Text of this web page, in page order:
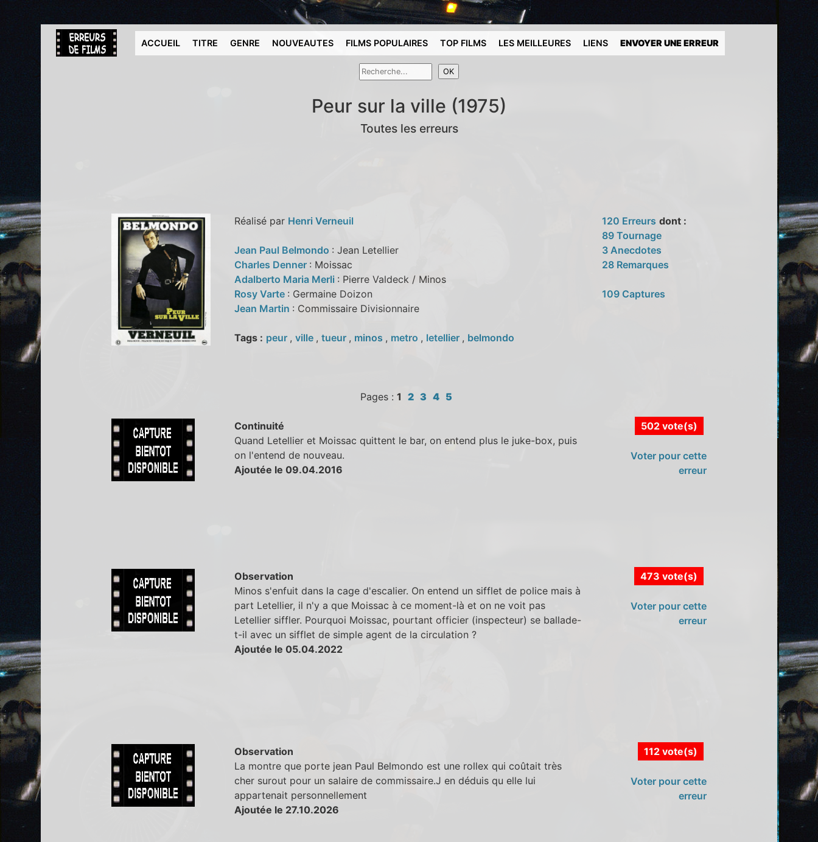
ACCUEIL TITRE GENRE NOUVEAUTES FILMS POPULAIRES TOP FILMS LES MEILLEURES LIENS ENVOYER UNE ERREUR
Peur sur la ville (1975)
Toutes les erreurs
Réalisé par Henri Verneuil
Jean Paul Belmondo : Jean Letellier
Charles Denner : Moissac
Adalberto Maria Merli : Pierre Valdeck / Minos
Rosy Varte : Germaine Doizon
Jean Martin : Commissaire Divisionnaire
Tags : peur , ville , tueur , minos , metro , letellier , belmondo
120 Erreurs dont :
89 Tournage
3 Anecdotes
28 Remarques
109 Captures
Pages : 1 2 3 4 5
Continuité
Quand Letellier et Moissac quittent le bar, on entend plus le juke-box, puis
on l'entend de nouveau.
Ajoutée le 09.04.2016
502 vote(s)
Voter pour cette
erreur
Observation
Minos s'enfuit dans la cage d'escalier. On entend un sifflet de police mais à
part Letellier, il n'y a que Moissac à ce moment-là et on ne voit pas
Letellier siffler. Pourquoi Moissac, pourtant officier (inspecteur) se ballade-
t-il avec un sifflet de simple agent de la circulation ?
Ajoutée le 05.04.2022
473 vote(s)
Voter pour cette
erreur
Observation
La montre que porte jean Paul Belmondo est une rollex qui coûtait très
cher surout pour un salaire de commissaire.J en déduis qu elle lui
appartenait personnellement
Ajoutée le 27.10.2026
112 vote(s)
Voter pour cette
erreur